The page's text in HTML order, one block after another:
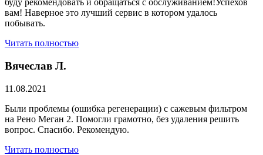
буду рекомендовать и обращаться с обслуживанием!Успехов
вам! Наверное это лучший сервис в котором удалось
побывать.
Читать полностью
Вячеслав Л.
11.08.2021
Были проблемы (ошибка регенерации) с сажевым фильтром
на Рено Меган 2. Помогли грамотно, без удаления решить
вопрос. Спасибо. Рекомендую.
Читать полностью